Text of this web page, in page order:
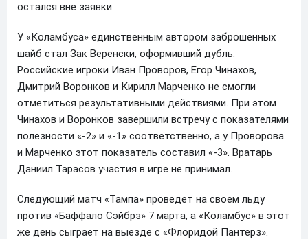
остался вне заявки.
У «Коламбуса» единственным автором заброшенных
шайб стал Зак Веренски, оформивший дубль.
Российские игроки Иван Проворов, Егор Чинахов,
Дмитрий Воронков и Кирилл Марченко не смогли
отметиться результативными действиями. При этом
Чинахов и Воронков завершили встречу с показателями
полезности «-2» и «-1» соответственно, а у Проворова
и Марченко этот показатель составил «-3». Вратарь
Даниил Тарасов участия в игре не принимал.
Следующий матч «Тампа» проведет на своем льду
против «Баффало Сэйбрз» 7 марта, а «Коламбус» в этот
же день сыграет на выезде с «Флоридой Пантерз».